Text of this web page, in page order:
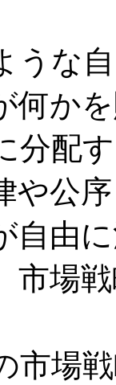
うな
何か
分配
や公
自由
市場
市場